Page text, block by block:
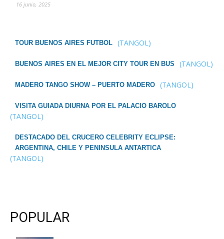
16 junio, 2025
TOUR BUENOS AIRES FUTBOL (TANGOL)
BUENOS AIRES EN EL MEJOR CITY TOUR EN BUS (TANGOL)
MADERO TANGO SHOW – PUERTO MADERO (TANGOL)
VISITA GUIADA DIURNA POR EL PALACIO BAROLO
(TANGOL)
DESTACADO DEL CRUCERO CELEBRITY ECLIPSE:
ARGENTINA, CHILE Y PENINSULA ANTARTICA
(TANGOL)
POPULAR